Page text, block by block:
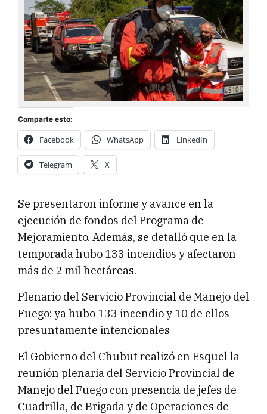
Comparte esto:
Facebook WhatsApp LinkedIn
Telegram X
Se presentaron informe y avance en la
ejecución de fondos del Programa de
Mejoramiento. Además, se detalló que en la
temporada hubo 133 incendios y afectaron
más de 2 mil hectáreas.
Plenario del Servicio Provincial de Manejo del
Fuego: ya hubo 133 incendio y 10 de ellos
presuntamente intencionales
El Gobierno del Chubut realizó en Esquel la
reunión plenaria del Servicio Provincial de
Manejo del Fuego con presencia de jefes de
Cuadrilla, de Brigada y de Operaciones de